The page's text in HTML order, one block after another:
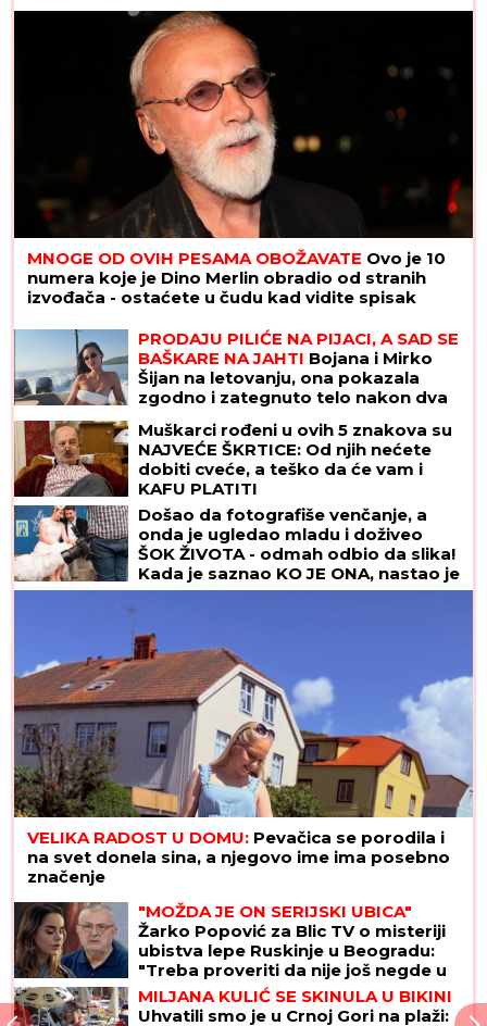
MNOGE OD OVIH PESAMA OBOŽAVATE Ovo je 10
numera koje je Dino Merlin obradio od stranih
izvođača - ostaćete u čudu kad vidite spisak
PRODAJU PILIĆE NA PIJACI, A SAD SE
BAŠKARE NA JAHTI Bojana i Mirko
Šijan na letovanju, ona pokazala
zgodno i zategnuto telo nakon dva
Muškarci rođeni u ovih 5 znakova su
NAJVEĆE ŠKRTICE: Od njih nećete
dobiti cveće, a teško da će vam i
KAFU PLATITI
Došao da fotografiše venčanje, a
onda je ugledao mladu i doživeo
ŠOK ŽIVOTA - odmah odbio da slika!
Kada je saznao KO JE ONA, nastao je
opšti HAOS
VELIKA RADOST U DOMU: Pevačica se porodila i
na svet donela sina, a njegovo ime ima posebno
značenje
"MOŽDA JE ON SERIJSKI UBICA"
Žarko Popović za Blic TV o misteriji
ubistva lepe Ruskinje u Beogradu:
"Treba proveriti da nije još negde u
Srbiji napravio neko ZLO"
MILJANA KULIĆ SE SKINULA U BIKINI
Uhvatili smo je u Crnoj Gori na plaži: